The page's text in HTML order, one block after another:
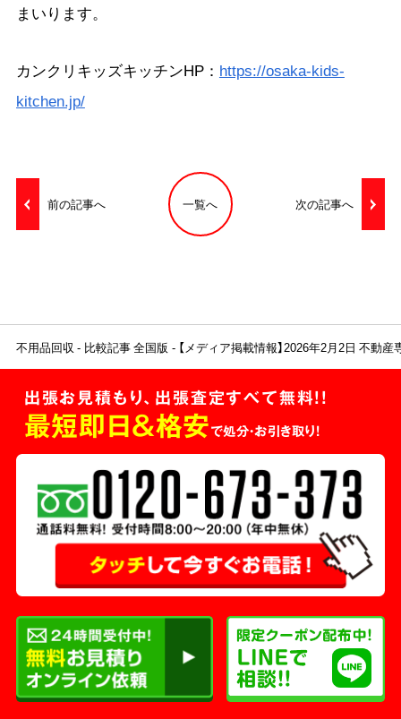
まいります。
カンクリキッズキッチンHP： https://osaka-kids-
kitchen.jp/
前の記事へ 一覧へ 次の記事へ
不用品回収 比較記事 全国版 【メディア掲載情報】2026年2月2日 不動産
出張お見積もり、出張査定すべて無料!!
最短即日＆格安で処分・お引き取り！